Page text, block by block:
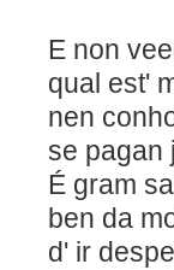
E non
qual est'
nen
se pagan
É gram
ben da
d' ir